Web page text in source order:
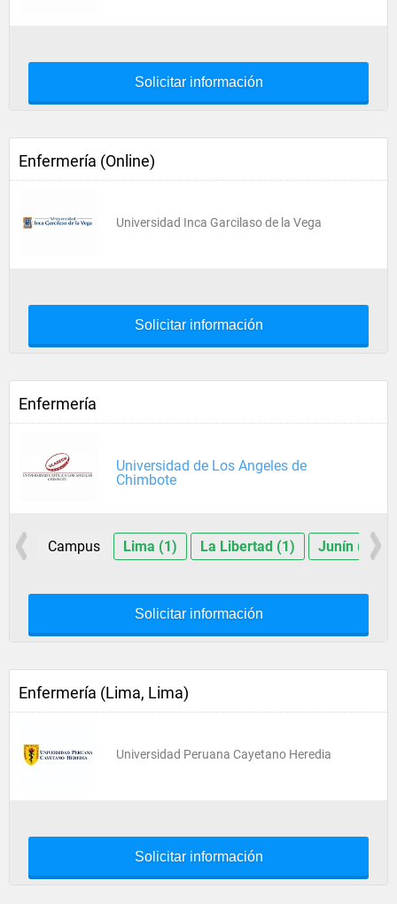
Solicitar información
Enfermería (Online)
Universidad Inca Garcilaso de la Vega
Solicitar información
Enfermería
Universidad de Los Angeles de
Chimbote
Campus Lima (1) La Libertad (1) Junín (1)
Solicitar información
Enfermería (Lima, Lima)
Universidad Peruana Cayetano Heredia
Solicitar información